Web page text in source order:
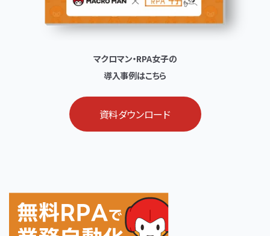
マクロマン・RPA女子の
導入事例はこちら
資料ダウンロード